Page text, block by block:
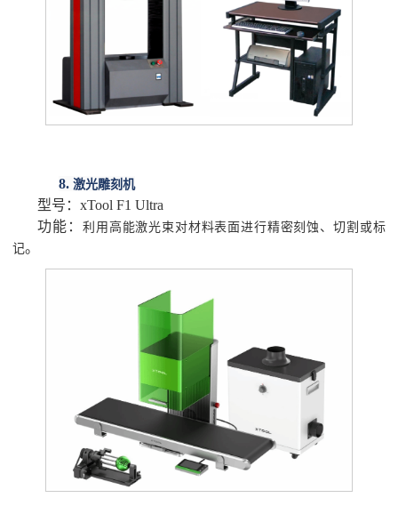
8.激光雕刻机
型号：xTool F1 Ultra
功能：利用高能激光束对材料表面进行精密刻蚀、切割或标
记。